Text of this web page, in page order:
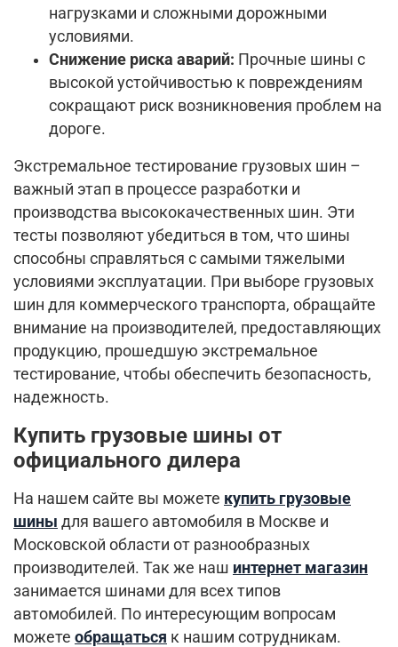
нагрузками и сложными дорожными
условиями.
Снижение риска аварий: Прочные шины с
высокой устойчивостью к повреждениям
сокращают риск возникновения проблем на
дороге.
Экстремальное тестирование грузовых шин –
важный этап в процессе разработки и
производства высококачественных шин. Эти
тесты позволяют убедиться в том, что шины
способны справляться с самыми тяжелыми
условиями эксплуатации. При выборе грузовых
шин для коммерческого транспорта, обращайте
внимание на производителей, предоставляющих
продукцию, прошедшую экстремальное
тестирование, чтобы обеспечить безопасность,
надежность.
Купить грузовые шины от
официального дилера
На нашем сайте вы можете купить грузовые
шины для вашего автомобиля в Москве и
Московской области от разнообразных
производителей. Так же наш интернет магазин
занимается шинами для всех типов
автомобилей. По интересующим вопросам
можете обращаться к нашим сотрудникам.